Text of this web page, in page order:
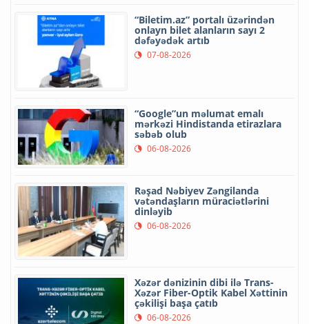
“Biletim.az” portalı üzərindən
onlayn bilet alanların sayı 2
dəfəyədək artıb
07-08-2026
“Google”un məlumat emalı
mərkəzi Hindistanda etirazlara
səbəb olub
06-08-2026
Rəşad Nəbiyev Zəngilanda
vətəndaşların müraciətlərini
dinləyib
06-08-2026
Xəzər dənizinin dibi ilə Trans-
Xəzər Fiber-Optik Kabel Xəttinin
çəkilişi başa çatıb
06-08-2026